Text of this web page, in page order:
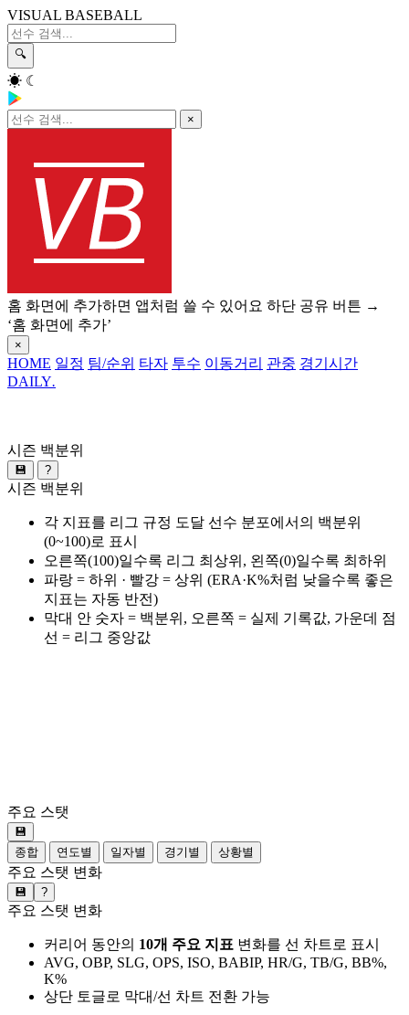
VISUAL BASEBALL
🔍
☀ ☾
×
홈 화면에 추가하면 앱처럼 쓸 수 있어요 하단 공유 버튼 →
‘홈 화면에 추가’
×
HOME 일정 팀/순위 타자 투수 이동거리 관중 경기시간
DAILY.
시즌 백분위
💾 ?
시즌 백분위
각 지표를 리그 규정 도달 선수 분포에서의 백분위
(0~100)로 표시
오른쪽(100)일수록 리그 최상위, 왼쪽(0)일수록 최하위
파랑 = 하위 · 빨강 = 상위 (ERA·K%처럼 낮을수록 좋은
지표는 자동 반전)
막대 안 숫자 = 백분위, 오른쪽 = 실제 기록값, 가운데 점
선 = 리그 중앙값
주요 스탯
💾
종합
연도별 일자별 경기별 상황별
주요 스탯 변화
💾 ?
주요 스탯 변화
커리어 동안의 10개 주요 지표 변화를 선 차트로 표시
AVG, OBP, SLG, OPS, ISO, BABIP, HR/G, TB/G, BB%,
K%
상단 토글로 막대/선 차트 전환 가능